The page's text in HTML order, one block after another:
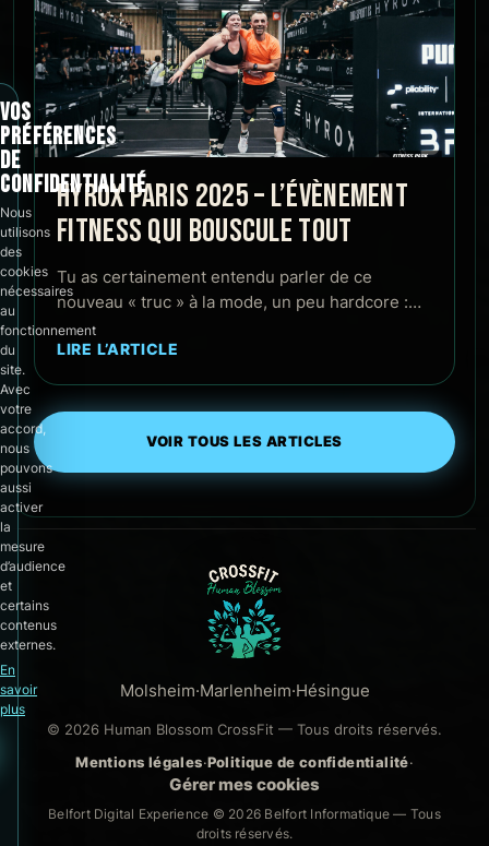
HYROX PARIS 2025 – L’ÉVÈNEMENT
FITNESS QUI BOUSCULE TOUT
Tu as certainement entendu parler de ce
nouveau « truc » à la mode, un peu hardcore :…
LIRE L’ARTICLE
VOIR TOUS LES ARTICLES
Molsheim·Marlenheim·Hésingue
© 2026 Human Blossom CrossFit — Tous droits réservés.
Mentions légales·Politique de confidentialité·
Gérer mes cookies
Belfort Digital Experience © 2026 Belfort Informatique — Tous
droits réservés.
VOS
PRÉFÉRENCES
DE
CONFIDENTIALITÉ
Nous
utilisons
des
cookies
nécessaires
au
fonctionnement
du
site.
Avec
votre
accord,
nous
pouvons
aussi
activer
la
mesure
d’audience
et
certains
contenus
externes.
En
savoir
plus